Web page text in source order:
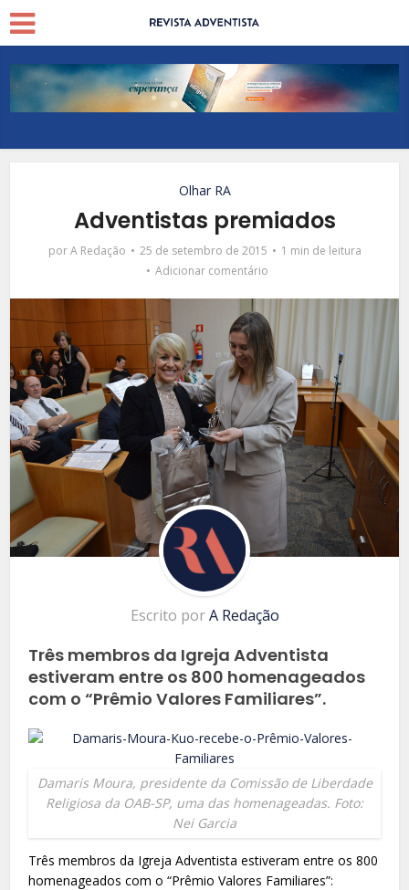
Olhar RA
Adventistas premiados
por A Redação 25 de setembro de 2015
1 min de leitura
Adicionar comentário
Escrito porA Redação
Três membros da Igreja Adventista
estiveram entre os 800 homenageados
com o “Prêmio Valores Familiares”.
Damaris Moura, presidente da Comissão de Liberdade
Religiosa da OAB-SP, uma das homenageadas. Foto:
Nei Garcia
Três membros da Igreja Adventista estiveram entre os 800
homenageados com o “Prêmio Valores Familiares”: